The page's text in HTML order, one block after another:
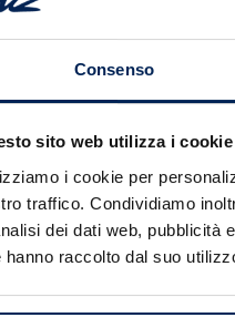
Consenso
sito web utilizza i cookie
i cookie per
traffico. Condividiamo
dei dati web, pubblicità
hanno raccolto dal suo
100cv s&s
Citroen
1.2